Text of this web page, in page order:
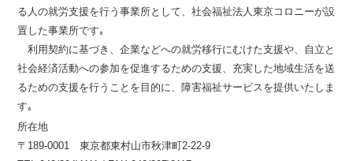
る人の就労支援を行う事業所として、社会福祉法人東京コロニーが設
置した事業所です｡
利用契約に基づき、企業などへの就労移行にむけた支援や、自立と
社会経済活動への参加を促進するための支援、充実した地域生活を送
るための支援を行うことを目的に、障害福祉サービスを提供いたしま
す｡
所在地
〒189-0001 東京都東村山市秋津町2-22-9